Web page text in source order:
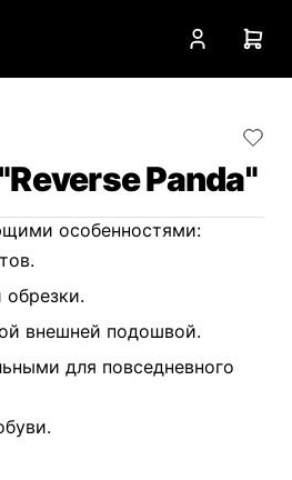
Panda"
особенностями:
внешней подошвой.
для повседневного
перед продажей.